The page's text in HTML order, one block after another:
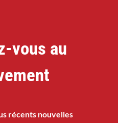
vous au
récents nouvelles